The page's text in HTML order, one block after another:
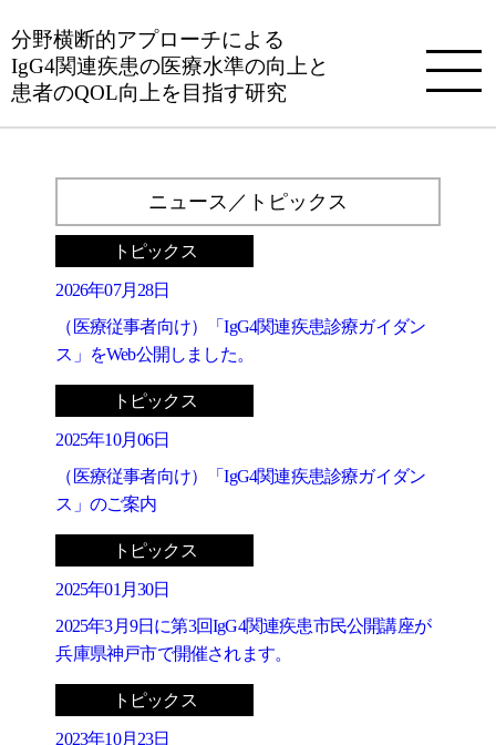
分野横断的アプローチによる
IgG4関連疾患の医療水準の向上と
患者のQOL向上を目指す研究
ニュース／トピックス
トピックス
2026年07月28日
（医療従事者向け）「IgG4関連疾患診療ガイダン
ス」をWeb公開しました。
トピックス
2025年10月06日
（医療従事者向け）「IgG4関連疾患診療ガイダン
ス」のご案内
トピックス
2025年01月30日
2025年3月9日に第3回IgG4関連疾患市民公開講座が
兵庫県神戸市で開催されます。
トピックス
2023年10月23日